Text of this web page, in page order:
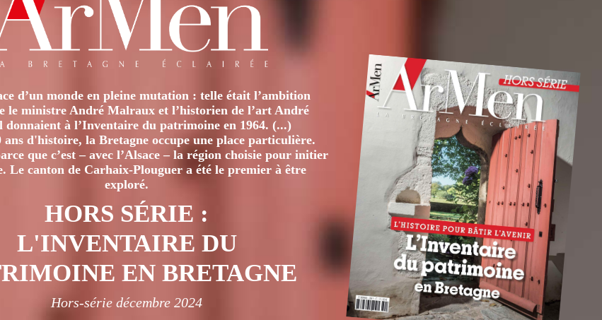
L’HONNEUR
d’un monde en pleine mutation : telle était l’ambition
le ministre André Malraux et l’historien de l’art André
donnaient à l’Inventaire du patrimoine en 1964. (...)
ans d'histoire, la Bretagne occupe une place particulière.
que c’est – avec l’Alsace – la région choisie pour initier
Le canton de Carhaix-Plouguer a été le premier à être
exploré.
HORS SÉRIE :
L'INVENTAIRE DU
EN BRETAGNE
Hors-série décembre 2024